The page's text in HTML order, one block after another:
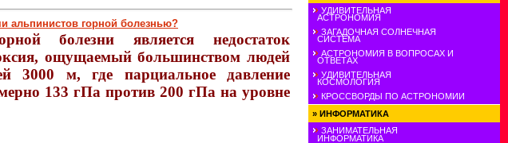
альпинистов горной болезнью?
болезни является недостаток
ощущаемый большинством людей
3000 м, где парциальное давление
133 гПа против 200 гПа на уровне
УДИВИТЕЛЬНАЯ
АСТРОНОМИЯ
ЗАГАДОЧНАЯ СОЛНЕЧНАЯ
СИСТЕМА
АСТРОНОМИЯ В ВОПРОСАХ И
ОТВЕТАХ
УДИВИТЕЛЬНАЯ
КОСМОЛОГИЯ
КРОССВОРДЫ ПО АСТРОНОМИИ
» ИНФОРМАТИКА
ЗАНИМАТЕЛЬНАЯ
ИНФОРМАТИКА